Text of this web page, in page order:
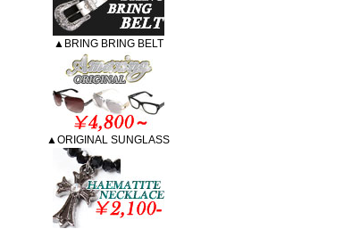
▲BRING BRING BELT
▲ORIGINAL SUNGLASS